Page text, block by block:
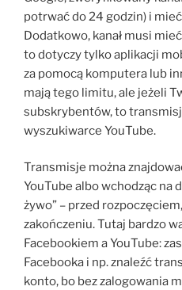
potrwać do 24 godzin) i
Dodatkowo, kanał musi
to dotyczy tylko aplikacji
za pomocą komputera lub
mają tego limitu, ale jeżeli
subskrybentów, to
wyszukiwarce YouTube.
Transmisje można
YouTube albo wchodząc na
żywo” – przed
zakończeniu. Tutaj bardzo
Facebookiem a YouTube:
Facebooka i np. znaleźć
konto, bo bez zalogowania